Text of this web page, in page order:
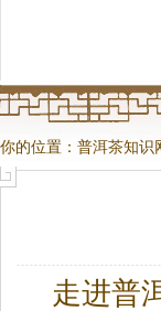
你的位置： 普洱茶知识
走进普